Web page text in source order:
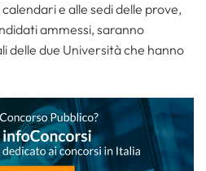
e alle sedi delle prove,
ammessi, saranno
delle due Università che hanno